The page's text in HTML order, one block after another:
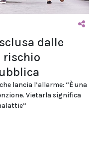
dalle
rischio
lancia l’allarme: “È una
Vietarla significa